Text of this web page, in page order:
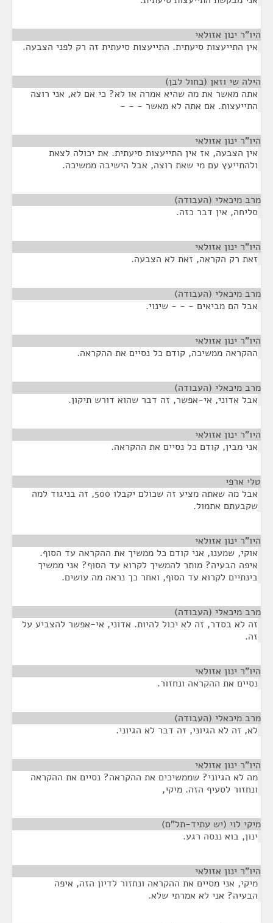
היו"ר ינון אזולאי
אין התייעצות סיעתית. התייעצות סיעתית זה רק לפני הצבעה.
הילה שי וזאן (כחול לבן)
אתה מאשר את מה שהיא אמרה או לא? כי אם לא, אני רוצה
התייעצות. אם אתה לא מאשר - - -
היו"ר ינון אזולאי
אין הצבעה, אז אין התייעצות סיעתית. את יכולה לצאת
ולהתייעץ עם מי שאת רוצה, אבל הישיבה ממשיכה.
מרב מיכאלי (העבודה)
סליחה, אין דבר כזה.
היו"ר ינון אזולאי
זאת רק הקראה, זאת לא הצבעה.
מרב מיכאלי (העבודה)
אבל הם מביאים - - - שינוי.
היו"ר ינון אזולאי
ההקראה ממשיכה, קודם כל נסיים את ההקראה.
מרב מיכאלי (העבודה)
אבל אדוני, אי-אפשר, זה דבר שהוא דורש תיקון.
היו"ר ינון אזולאי
אני מבין, קודם כל נסיים את ההקראה.
טלי ארפי
אבל מה שאתה מציע זה שכולם יקבלו 500, זה בניגוד למה
שקבעתם אתמול.
היו"ר ינון אזולאי
אוקי, שמענו, אני קודם כל ממשיך את ההקראה עד הסוף.
איפה הבעיה? מותר להמשיך לקרוא עד הסוף? אני ממשיך
בינתיים לקרוא עד הסוף, ואחר כך נראה מה עושים.
מרב מיכאלי (העבודה)
זה לא בסדר, זה לא יכול להיות. אדוני, אי-אפשר להצביע על
זה.
היו"ר ינון אזולאי
נסיים את ההקראה ונחזור.
מרב מיכאלי (העבודה)
לא, זה לא הגיוני, זה דבר לא הגיוני.
היו"ר ינון אזולאי
מה לא הגיוני? שממשיכים את ההקראה? נסיים את ההקראה
ונחזור לסעיף הזה. מיקי,
מיקי לוי (יש עתיד-תל"ם)
ינון, בוא ננסה רגע.
היו"ר ינון אזולאי
מיקי, אני מסיים את ההקראה ונחזור לדיון הזה, איפה
הבעיה? אני לא אמרתי שלא.